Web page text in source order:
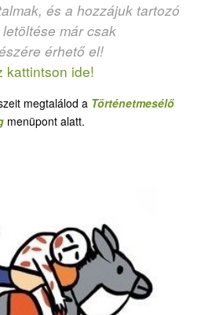
és a hozzájuk tartozó
már csak
érhető el!
kattintson ide!
megtalálod a Történetmesélő
menüpont alatt.